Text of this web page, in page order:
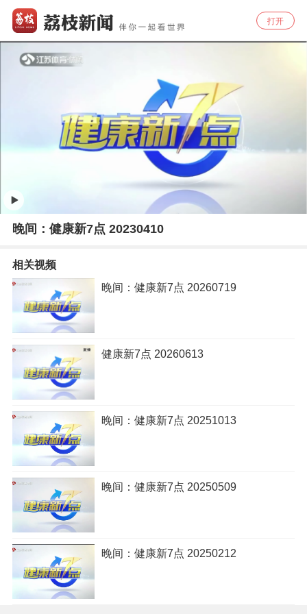
打开
晚间：健康新7点 20230410
相关视频
晚间：健康新7点 20260719
健康新7点 20260613
晚间：健康新7点 20251013
晚间：健康新7点 20250509
晚间：健康新7点 20250212